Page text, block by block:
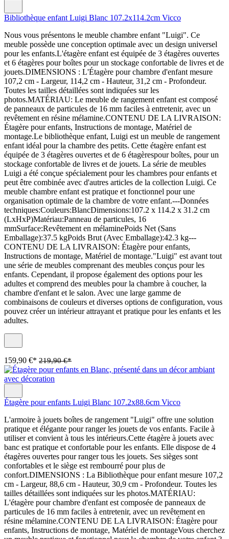
Bibliothèque enfant Luigi Blanc 107.2x114.2cm Vicco
Nous vous présentons le meuble chambre enfant "Luigi". Ce
meuble possède une conception optimale avec un design universel
pour les enfants.L'étagère enfant est équipée de 3 étagères ouvertes
et 6 étagères pour boîtes pour un stockage confortable de livres et de
jouets.DIMENSIONS : L'Étagère pour chambre d'enfant mesure
107,2 cm - Largeur, 114,2 cm - Hauteur, 31,2 cm - Profondeur.
Toutes les tailles détaillées sont indiquées sur les
photos.MATÉRIAU: Le meuble de rangement enfant est composé
de panneaux de particules de 16 mm faciles à entretenir, avec un
revêtement en résine mélamine.CONTENU DE LA LIVRAISON:
Étagère pour enfants, Instructions de montage, Matériel de
montage.Le bibliothèque enfant, Luigi est un meuble de rangement
enfant idéal pour la chambre des petits. Cette étagère enfant est
équipée de 3 étagères ouvertes et de 6 étagèrespour boîtes, pour un
stockage confortable de livres et de jouets. La série de meubles
Luigi a été conçue spécialement pour les chambres pour enfants et
peut être combinée avec d'autres articles de la collection Luigi. Ce
meuble chambre enfant est pratique et fonctionnel pour une
organisation optimale de la chambre de votre enfant.---Données
techniques:Couleurs:BlancDimensions:107.2 x 114.2 x 31.2 cm
(LxHxP)Matériau:Panneau de particules, 16
mmSurface:Revêtement en mélaminePoids Net (Sans
Emballage):37.5 kgPoids Brut (Avec Emballage):42.3 kg---
CONTENU DE LA LIVRAISON: Étagère pour enfants,
Instructions de montage, Matériel de montage."Luigi" est avant tout
une série de meubles comprenant des meubles conçus pour les
enfants. Cependant, il propose également des options pour les
adultes et comprend des meubles pour la chambre à coucher, la
chambre d'enfant et le salon. Avec une large gamme de
combinaisons de couleurs et diverses options de configuration, vous
pouvez créer un intérieur attrayant et pratique pour les enfants et les
adultes.
159,90 €* 219,90 €*
Étagère pour enfants Luigi Blanc 107.2x88.6cm Vicco
L'armoire à jouets boîtes de rangement "Luigi" offre une solution
pratique et élégante pour ranger les jouets de vos enfants. Facile à
utiliser et convient à tous les intérieurs.Cette étagère à jouets avec
banc est pratique et confortable pour les enfants. Elle dispose de 4
étagères ouvertes pour ranger tous les jouets. Ses sièges sont
confortables et le siège est rembourré pour plus de
confort.DIMENSIONS : La Bibliothèque pour enfant mesure 107,2
cm - Largeur, 88,6 cm - Hauteur, 30,9 cm - Profondeur. Toutes les
tailles détaillées sont indiquées sur les photos.MATÉRIAU:
L'étagère pour chambre d'enfant est composée de panneaux de
particules de 16 mm faciles à entretenir, avec un revêtement en
résine mélamine.CONTENU DE LA LIVRAISON: Étagère pour
enfants, Instructions de montage, Matériel de montageVous cherchez